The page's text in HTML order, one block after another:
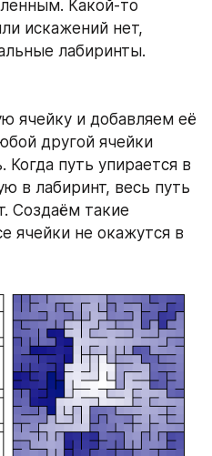
Какой-то
искажений нет,
лабиринты.
ячейку и добавляем её
другой ячейки
путь упирается в
в лабиринт, весь путь
Создаём такие
ячейки не окажутся в